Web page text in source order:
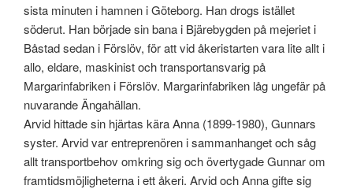
sista minuten i hamnen i Göteborg. Han drogs istället
söderut. Han började sin bana i Bjärebygden på mejeriet i
Båstad sedan i Förslöv, för att vid åkeristarten vara lite allt i
allo, eldare, maskinist och transportansvarig på
Margarinfabriken i Förslöv. Margarinfabriken låg ungefär på
nuvarande Ängahällan.
Arvid hittade sin hjärtas kära Anna (1899-1980), Gunnars
syster. Arvid var entreprenören i sammanhanget och såg
allt transportbehov omkring sig och övertygade Gunnar om
framtidsmöjligheterna i ett åkeri. Arvid och Anna gifte sig